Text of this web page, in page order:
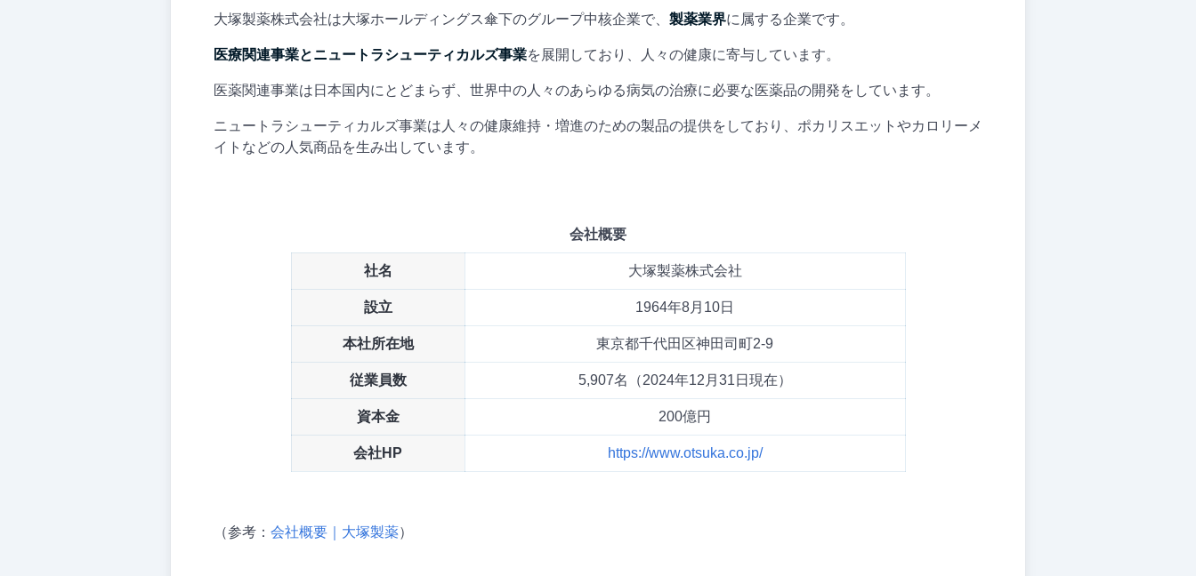
大塚製薬株式会社は大塚ホールディングス傘下のグループ中核企業で、 製薬業界に属する企業です。
医療関連事業とニュートラシューティカルズ事業を展開しており、人々の健康に寄与しています。
医薬関連事業は日本国内にとどまらず、世界中の人々のあらゆる病気の治療に必要な医薬品の開発をしています。
ニュートラシューティカルズ事業は人々の健康維持・増進のための製品の提供をしており、ポカリスエットやカロリーメ
イトなどの人気商品を生み出しています。
会社概要
社名 大塚製薬株式会社
設立 1964年8月10日
本社所在地 東京都千代田区神田司町2-9
従業員数 5,907名（2024年12月31日現在）
資本金 200億円
会社HP https://www.otsuka.co.jp/
（参考： 会社概要｜大塚製薬）